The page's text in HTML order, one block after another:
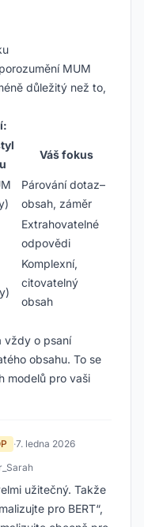
MUM
důležitý než to,
Váš fokus
Párování dotaz–
obsah, záměr
Extrahovatelné
odpovědi
Komplexní,
citovatelný
obsah
vždy o psaní
obsahu. To se
modelů pro vaši
·7. ledna 2026
užitečný. Takže
pro BERT“,